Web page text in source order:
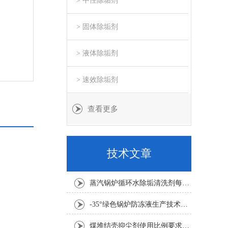
> 固体除垢剂
> 液体除垢剂
> 速效除垢剂
查看更多
技术文章
蒸汽锅炉循环水除垢清洗剂每吨水用量
-35°绿色锅炉防冻液生产技术要求
煤堆结壳抑尘剂使用比例要求1:100倍